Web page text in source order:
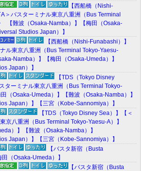
【西船橋（Nishi-
＞バスターミナル東京八重洲（Bus Terminal
難波（Osaka-Namba）】【梅田（Osaka-
Studios Japan）】
【西船橋（Nishi-Funabashi）】
ル東京八重洲（Bus Terminal Tokyo-Yaesu-
Namba）】【梅田（Osaka-Umeda）】
Japan）】
【TDS（Tokyo Disney
ターミナル東京八重洲（Bus Terminal Tokyo-
Osaka-Umeda）】【難波（Osaka-Namba）】
Japan）】【三宮（Kobe-Sannomiya）】
【TDS（Tokyo Disney Sea）】【＜
京八重洲（Bus Terminal Tokyo-Yaesu-A）】
）】【難波（Osaka-Namba）】
Japan）】【三宮（Kobe-Sannomiya）】
【バスタ新宿（Busta
Osaka-Umeda）】
【バスタ新宿（Busta